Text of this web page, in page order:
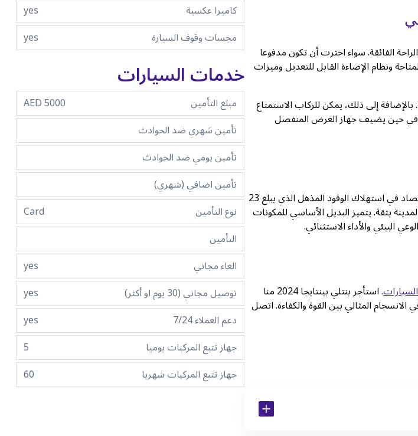
الفائقة. سواء اخترت أن تكون مدفوعا
ونظام الإضاءة القابل للتعديل وميزات
إلى ذلك، يمكن للركاب الاستمتاع
مع أجهزة أندرويد و ابل، في حين يضيف جهاز العرض المنفصل
احتضن مغامرات لا يمكن إيقافها مع تأجير بينتايجا دبي، مع العلم أنها توفر القوة والكفاءة. مع الاقتصاد في استهلاك الوقود المذهل الذي يبلغ 23
بثقة. يتميز البديل الأساسي للمكونات
. استأجر بنتلي بينتايجا 2024 منا
المثالي بين القوة والكفاءة. اتصل
كاميرا عكسية
yes
مجسات وقوف السيارة
yes
خدمات السيارات
مبلغ التأمين
5000 AED
تأمين شهري ضد الحوادث
تأمين يومي ضد الحوادث
تأمين اضافي (شهري)
نوع التأمين
Card
التأمين
الغاء مجاني
yes
توصيل مجاني (30 يوم او أكثر)
yes
دعم العملاء 7/24
yes
جهاز تتبع المركبات يوميا
5
جهاز تتبع المركبات شهريا
60